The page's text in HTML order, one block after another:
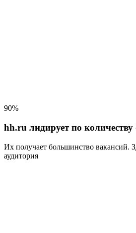
90%
hh.ru лидирует по
Их получает большинство вакансий.
аудитория